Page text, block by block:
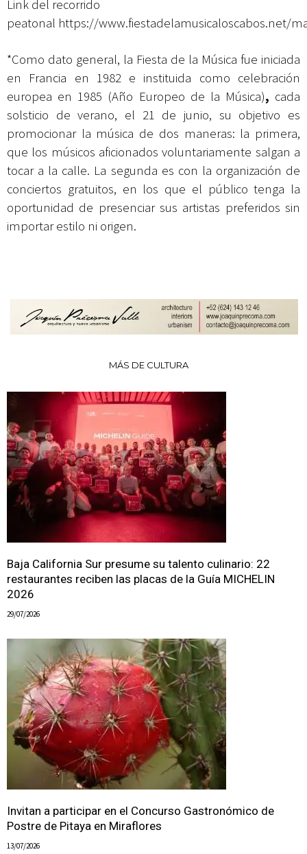
Link del recorrido
peatonal https://www.fiestadelamusicaloscabos.net/
*Como dato general, la Fiesta de la Música fue iniciada
en Francia en 1982 e instituida como celebración
europea en 1985 (Año Europeo de la Música), cada
solsticio de verano, el 21 de junio, su objetivo es
promocionar la música de dos maneras: la primera,
que los músicos aficionados voluntariamente salgan a
tocar a la calle. La segunda es con la organización de
conciertos gratuitos, en los que el público tenga la
oportunidad de presenciar sus artistas preferidos sin
importar estilo ni origen.
MÁS DE CULTURA
Baja California Sur presume su talento culinario: 22
restaurantes reciben las placas de la Guía MICHELIN
2026
29/07/2026
Invitan a participar en el Concurso Gastronómico de
Postre de Pitaya en Miraflores
13/07/2026